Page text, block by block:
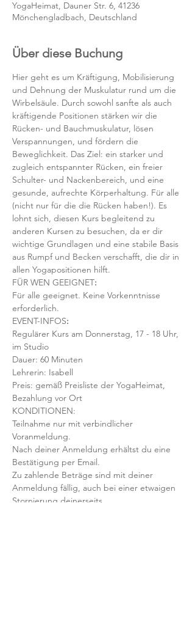
YogaHeimat, Dauner Str. 6, 41236
Mönchengladbach, Deutschland
Über diese Buchung
Hier geht es um Kräftigung, Mobilisierung
und Dehnung der Muskulatur rund um die
Wirbelsäule. Durch sowohl sanfte als auch
kräftigende Positionen stärken wir die
Rücken- und Bauchmuskulatur, lösen
Verspannungen, und fördern die
Beweglichkeit. Das Ziel: ein starker und
zugleich entspannter Rücken, ein freier
Schulter- und Nackenbereich, und eine
gesunde, aufrechte Körperhaltung. Für alle
(nicht nur für die die Rücken haben!). Es
lohnt sich, diesen Kurs begleitend zu
anderen Kursen zu besuchen, da er dir
wichtige Grundlagen und eine stabile Basis
aus Rumpf und Becken verschafft, die dir in
allen Yogapositionen hilft.
FÜR WEN GEEIGNET:
Für alle geeignet. Keine Vorkenntnisse
erforderlich.
EVENT-INFOS:
Regulärer Kurs am Donnerstag, 17 - 18 Uhr,
im Studio
Dauer: 60 Minuten
Lehrerin: Isabell
Preis: gemäß Preisliste der YogaHeimat,
Bezahlung vor Ort
KONDITIONEN:
Teilnahme nur mit verbindlicher
Voranmeldung.
Nach deiner Anmeldung erhältst du eine
Bestätigung per Email.
Zu zahlende Beträge sind mit deiner
Anmeldung fällig, auch bei einer etwaigen
Stornierung deinerseits.